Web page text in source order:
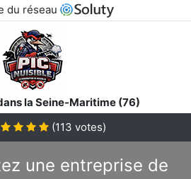
du réseau
la Seine-Maritime (76)
(113 votes)
une entreprise de